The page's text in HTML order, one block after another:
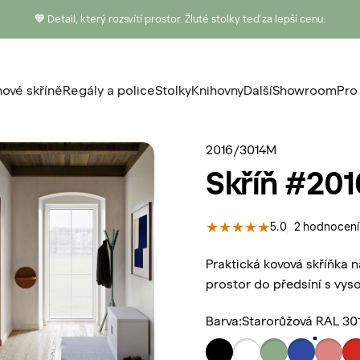
💛 Detail, který rozsvítí prostor. Žluté stolky teď za lepší cenu.
skříněRegály a policeStolkyKnihovnyDalšíShowroom
2016/3014M
Skříň
5.0 2 hodnocení
Praktická kovová skříňka
prostor do předsíní s
Barva
Barva:Starorůžová RAL